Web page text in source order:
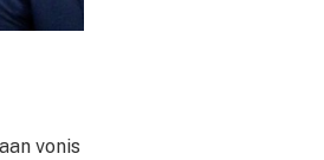
vonis